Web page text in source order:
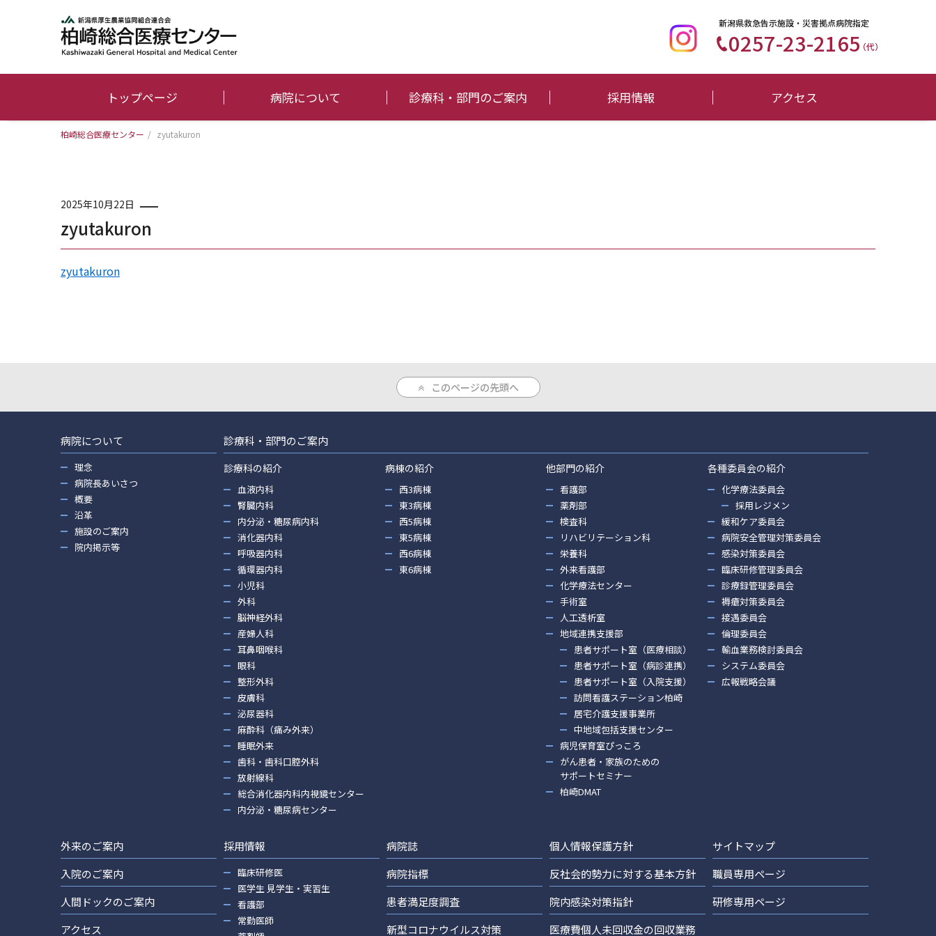
新潟県救急告示施設・災害拠点病院指定
0257-23-2165（代）
トップページ 病院について 診療科・部門のご案内 採用情報 アクセス
柏崎総合医療センター / zyutakuron
2025年10月22日
zyutakuron
zyutakuron
このページの先頭へ
病院について
理念
病院長あいさつ
概要
沿革
施設のご案内
院内掲示等
診療科・部門のご案内
診療科の紹介
血液内科
腎臓内科
内分泌・糖尿病内科
消化器内科
呼吸器内科
循環器内科
小児科
外科
脳神経外科
産婦人科
耳鼻咽喉科
眼科
整形外科
皮膚科
泌尿器科
麻酔科（痛み外来）
睡眠外来
歯科・歯科口腔外科
放射線科
総合消化器内科内視鏡センター
内分泌・糖尿病センター
病棟の紹介
西3病棟
東3病棟
西5病棟
東5病棟
西6病棟
東6病棟
他部門の紹介
看護部
薬剤部
検査科
リハビリテーション科
栄養科
外来看護部
化学療法センター
手術室
人工透析室
地域連携支援部
患者サポート室（医療相談）
患者サポート室（病診連携）
患者サポート室（入院支援）
訪問看護ステーション柏崎
居宅介護支援事業所
中地域包括支援センター
病児保育室ぴっころ
がん患者・家族のための
サポートセミナー
柏崎DMAT
各種委員会の紹介
化学療法委員会
採用レジメン
緩和ケア委員会
病院安全管理対策委員会
感染対策委員会
臨床研修管理委員会
診療録管理委員会
褥瘡対策委員会
接遇委員会
倫理委員会
輸血業務検討委員会
システム委員会
広報戦略会議
外来のご案内
入院のご案内
人間ドックのご案内
アクセス
採用情報
臨床研修医
医学生 見学生・実習生
看護部
常勤医師
病院誌
病院指標
患者満足度調査
新型コロナウイルス対策
個人情報保護方針
反社会的勢力に対する基本方針
院内感染対策指針
医療費個人未回収金の回収業務
サイトマップ
職員専用ページ
研修専用ページ